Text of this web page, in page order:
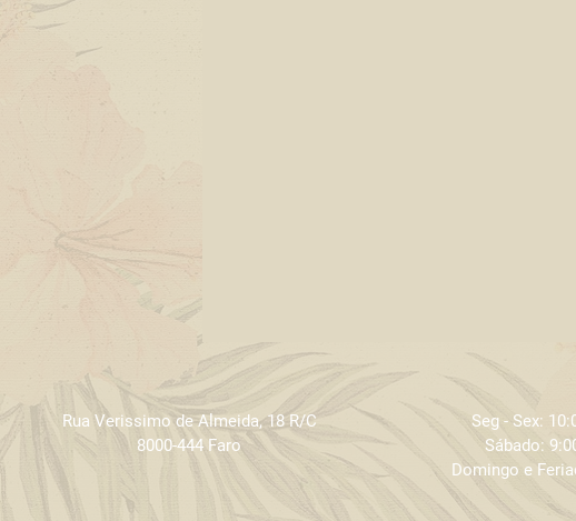
Rua Verissimo de Almeida,18 R/C
8000-444 Faro
Seg - Sex:
Sábado:
Domingo e